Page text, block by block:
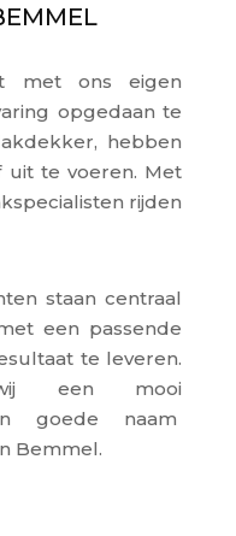
met ons eigen
opgedaan te
hebben
te voeren. Met
rijden
staan centraal
een passende
te leveren.
een mooi
goede naam
Bemmel.